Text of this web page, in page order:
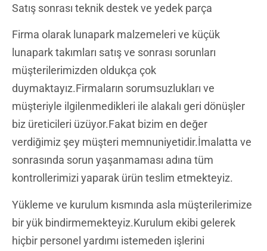
Satış sonrası teknik destek ve yedek parça
Firma olarak lunapark malzemeleri ve küçük
lunapark takımları satış ve sonrası sorunları
müşterilerimizden oldukça çok
duymaktayız.Firmaların sorumsuzlukları ve
müşteriyle ilgilenmedikleri ile alakalı geri dönüşler
biz üreticileri üzüyor.Fakat bizim en değer
verdiğimiz şey müşteri memnuniyetidir.İmalatta ve
sonrasında sorun yaşanmaması adına tüm
kontrollerimizi yaparak ürün teslim etmekteyiz.
Yükleme ve kurulum kısmında asla müşterilerimize
bir yük bindirmemekteyiz.Kurulum ekibi gelerek
hiçbir personel yardımı istemeden işlerini